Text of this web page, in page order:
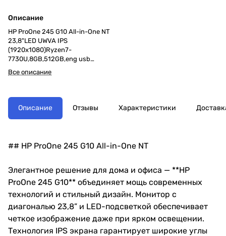
Описание
HP ProOne 245 G10 All-in-One NT
23,8"LED UWVA IPS
(1920x1080)Ryzen7-
7730U,8GB,512GB,eng usb
kbd,mouse,5MP,WiFi,BT,Iron
Gray,DOS,1Wty
Все описание
Описание Отзывы Характеристики
## HP ProOne 245 G10 All-in-One NT
Элегантное решение для дома и офиса — **HP
ProOne 245 G10** объединяет мощь современных
технологий и стильный дизайн. Монитор с
диагональю 23,8” и LED-подсветкой обеспечивает
четкое изображение даже при ярком освещении.
Технология IPS экрана гарантирует широкие углы